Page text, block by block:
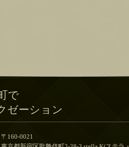
で
ゼーション
〒160-0021